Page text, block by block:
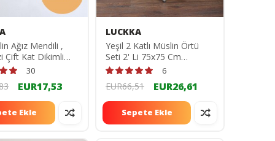
Ağız Mendili ,
Çift Kat Dikimli
30
EUR17,53
Ekle
LUCKKA
Yeşil 2 Katlı Müslin Örtü
Seti 2' Li 75x75 Cm
TYC00734276477
6
EUR66,51 EUR26,61
Sepete Ekle